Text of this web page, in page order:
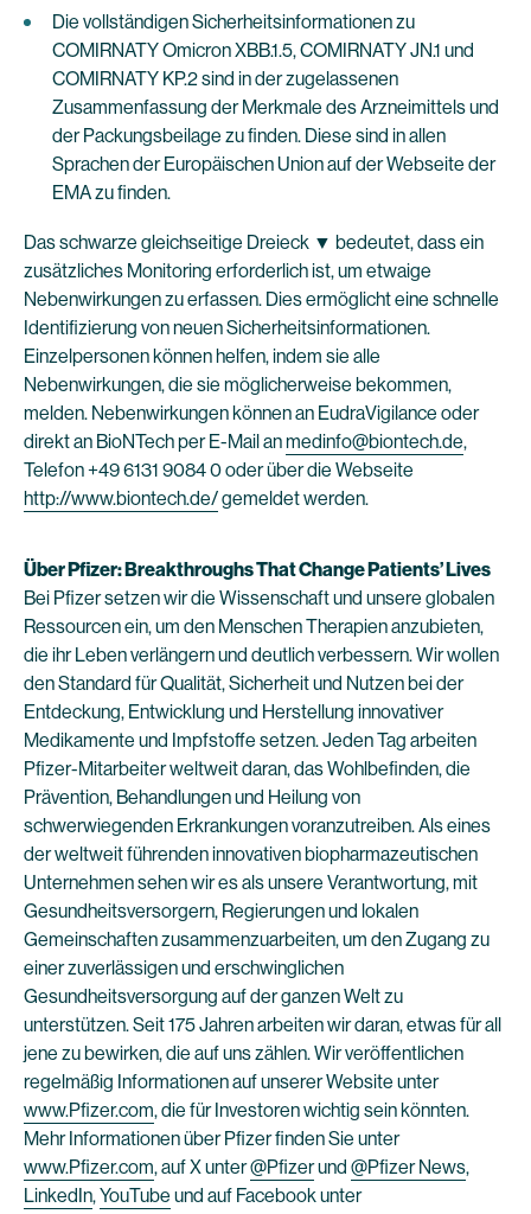
Die vollständigen Sicherheitsinformationen zu
COMIRNATY Omicron XBB.1.5, COMIRNATY JN.1 und
COMIRNATY KP.2 sind in der zugelassenen
Zusammenfassung der Merkmale des Arzneimittels und
der Packungsbeilage zu finden. Diese sind in allen
Sprachen der Europäischen Union auf der Webseite der
EMA zu finden.
Das schwarze gleichseitige Dreieck ▼ bedeutet, dass ein
zusätzliches Monitoring erforderlich ist, um etwaige
Nebenwirkungen zu erfassen. Dies ermöglicht eine schnelle
Identifizierung von neuen Sicherheitsinformationen.
Einzelpersonen können helfen, indem sie alle
Nebenwirkungen, die sie möglicherweise bekommen,
melden. Nebenwirkungen können an EudraVigilance oder
direkt an BioNTech per E-Mail anmedinfo@biontech.de,
Telefon +49 6131 9084 0 oder über die Webseite
http://www.biontech.de/gemeldet werden.
Über Pfizer: Breakthroughs That Change Patients’ Lives
Bei Pfizer setzen wir die Wissenschaft und unsere globalen
Ressourcen ein, um den Menschen Therapien anzubieten,
die ihr Leben verlängern und deutlich verbessern. Wir wollen
den Standard für Qualität, Sicherheit und Nutzen bei der
Entdeckung, Entwicklung und Herstellung innovativer
Medikamente und Impfstoffe setzen. Jeden Tag arbeiten
Pfizer-Mitarbeiter weltweit daran, das Wohlbefinden, die
Prävention, Behandlungen und Heilung von
schwerwiegenden Erkrankungen voranzutreiben. Als eines
der weltweit führenden innovativen biopharmazeutischen
Unternehmen sehen wir es als unsere Verantwortung, mit
Gesundheitsversorgern, Regierungen und lokalen
Gemeinschaften zusammenzuarbeiten, um den Zugang zu
einer zuverlässigen und erschwinglichen
Gesundheitsversorgung auf der ganzen Welt zu
unterstützen. Seit 175 Jahren arbeiten wir daran, etwas für all
jene zu bewirken, die auf uns zählen. Wir veröffentlichen
regelmäßig Informationen auf unserer Website unter
www.Pfizer.com, die für Investoren wichtig sein könnten.
Mehr Informationen über Pfizer finden Sie unter
www.Pfizer.com, auf X unter@Pfizerund @Pfizer News,
LinkedIn,YouTube und auf Facebook unter